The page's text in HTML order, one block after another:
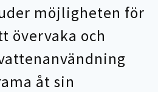
möjligheten för
övervaka och
åt sin